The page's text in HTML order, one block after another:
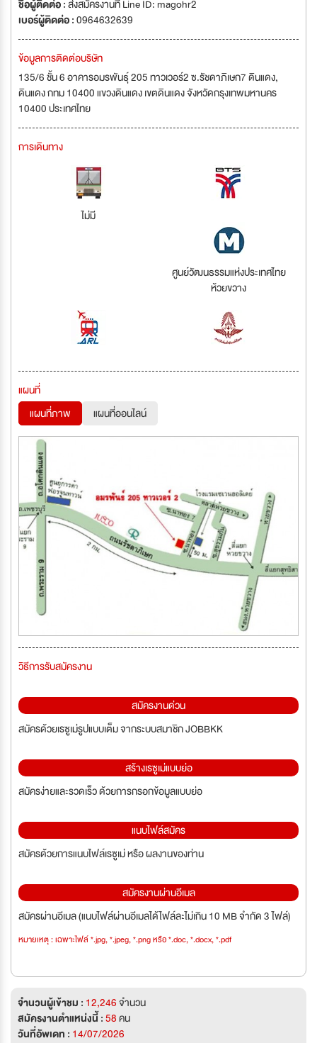
ชื่อผู้ติดต่อ :ส่งสมัครงานที่ Line ID: magohr2
เบอร์ผู้ติดต่อ :0964632639
ข้อมูลการติดต่อบริษัท
135/6 ชั้น 6 อาคารอมรพันธุ์ 205 ทาวเวอร์2 ซ.รัชดาภิเษก7 ดินแดง,
ดินแดง กทม 10400 แขวงดินแดง เขตดินแดง จังหวัดกรุงเทพมหานคร
10400 ประเทศไทย
การเดินทาง
ไม่มี
ศูนย์วัฒนธรรมแห่งประเทศไทย
ห้วยขวาง
แผนที่
แผนที่ภาพ
แผนที่ออนไลน์
วิธีการรับสมัครงาน
สมัครงานด่วน
สมัครด้วยเรซูเม่รูปแบบเต็ม จากระบบสมาชิก JOBBKK
สร้างเรซูเม่แบบย่อ
สมัครง่ายและรวดเร็ว ด้วยการกรอกข้อมูลแบบย่อ
แนบไฟล์สมัคร
สมัครด้วยการแนบไฟล์เรซูเม่ หรือ ผลงานของท่าน
สมัครงานผ่านอีเมล
สมัครผ่านอีเมล (แนบไฟล์ผ่านอีเมลได้ไฟล์ละไม่เกิน 10 MB จำกัด 3 ไฟล์)
หมายเหตุ : เฉพาะไฟล์ *.jpg, *.jpeg, *.png หรือ *.doc, *.docx, *.pdf
จำนวนผู้เข้าชม : 12,246จำนวน
สมัครงานตำแหน่งนี้ :58คน
วันที่อัพเดท : 14/07/2026